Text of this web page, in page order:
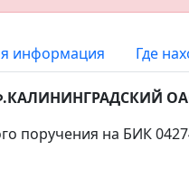
информация Где
поручения на БИК